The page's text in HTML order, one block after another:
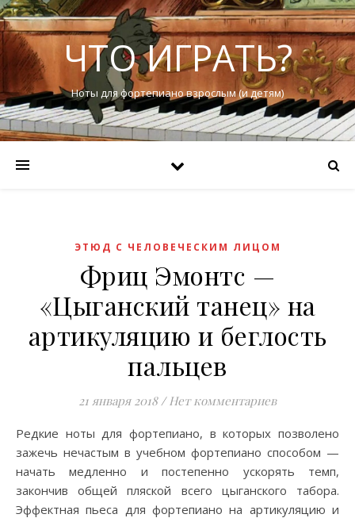
ЧТО ИГРАТЬ?
Ноты для фортепиано взрослым (и детям)
ЭТЮД С ЧЕЛОВЕЧЕСКИМ ЛИЦОМ
Фриц Эмонтс —
«Цыганский танец» на
артикуляцию и беглость
пальцев
21 января 2018 / Нет комментариев
Редкие ноты для фортепиано, в которых позволено
зажечь нечастым в учебном фортепиано способом —
начать медленно и постепенно ускорять темп,
закончив общей пляской всего цыганского табора.
Эффектная пьеса для фортепиано на артикуляцию и